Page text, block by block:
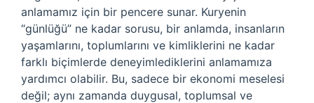
anlamamız için bir pencere sunar. Kuryenin
“günlüğü” ne kadar sorusu, bir anlamda, insanların
yaşamlarını, toplumlarını ve kimliklerini ne kadar
farklı biçimlerde deneyimlediklerini anlamamıza
yardımcı olabilir. Bu, sadece bir ekonomi meselesi
değil; aynı zamanda duygusal, toplumsal ve